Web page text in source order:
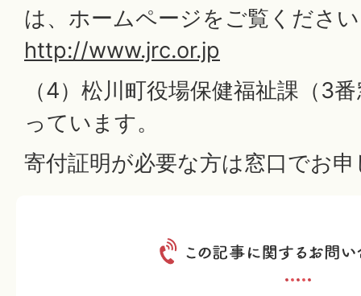
は、ホームページをご覧くださ
http://www.jrc.or.jp
（4）松川町役場保健福祉課（3
っています。
寄付証明が必要な方は窓口でお